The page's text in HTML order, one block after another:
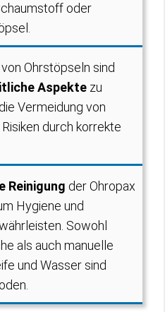
oder
Ohrstöpseln sind
Aspekte zu
Vermeidung von
durch korrekte
Reinigung der Ohropax
Hygiene und
Sowohl
als auch manuelle
und Wasser sind